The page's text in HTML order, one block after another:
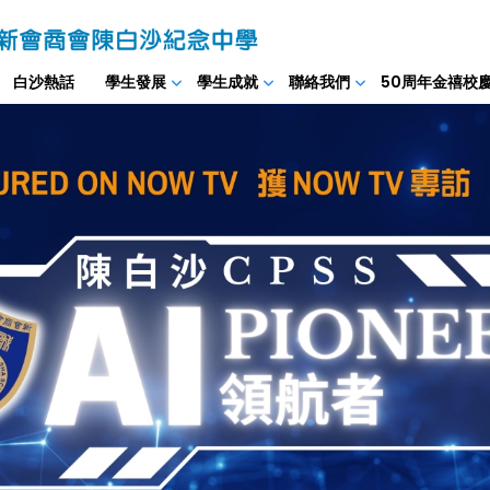
白沙熱話 學生發展 學生成就 聯絡我們 50周年金禧校